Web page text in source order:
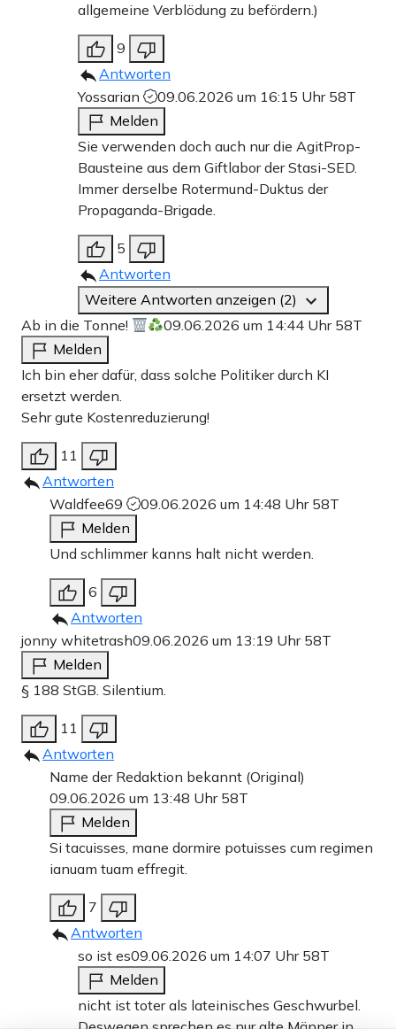
allgemeine Verblödung zu befördern.)
9
Antworten
Yossarian
09.06.2026 um 16:15 Uhr 58T
Melden
Sie verwenden doch auch nur die AgitProp-
Bausteine aus dem Giftlabor der Stasi-SED.
Immer derselbe Rotermund-Duktus der
Propaganda-Brigade.
5
Antworten
Weitere Antworten anzeigen (2)
Ab in die Tonne!
09.06.2026 um 14:44 Uhr 58T
Melden
Ich bin eher dafür, dass solche Politiker durch KI
ersetzt werden.
Sehr gute Kostenreduzierung!
11
Antworten
Waldfee69
09.06.2026 um 14:48 Uhr 58T
Melden
Und schlimmer kanns halt nicht werden.
6
Antworten
jonny whitetrash09.06.2026 um 13:19 Uhr 58T
Melden
§ 188 StGB. Silentium.
11
Antworten
Name der Redaktion bekannt (Original)
09.06.2026 um 13:48 Uhr 58T
Melden
Si tacuisses, mane dormire potuisses cum regimen
ianuam tuam effregit.
7
Antworten
so ist es09.06.2026 um 14:07 Uhr 58T
Melden
nicht ist toter als lateinisches Geschwurbel.